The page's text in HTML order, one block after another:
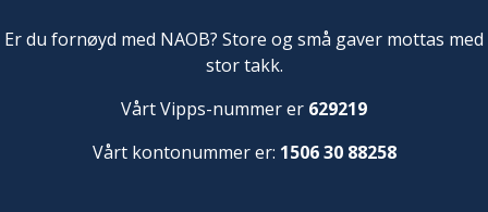
Er du fornøyd med NAOB? Store og små gaver mottas med
stor takk.
Vårt Vipps-nummer er 629219
Vårt kontonummer er: 1506 30 88258